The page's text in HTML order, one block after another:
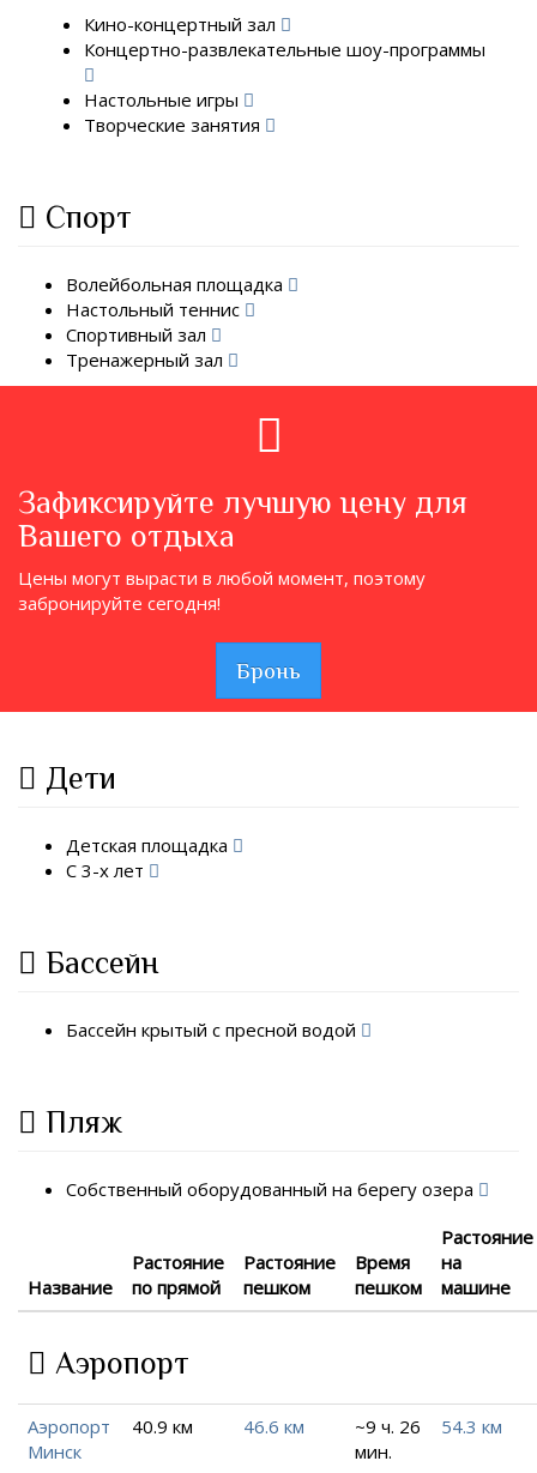
Кино-концертный зал
Концертно-развлекательные шоу-программы
Настольные игры
Творческие занятия
Спорт
Волейбольная площадка
Настольный теннис
Спортивный зал
Тренажерный зал
Зафиксируйте лучшую цену для
Вашего отдыха
Цены могут вырасти в любой момент, поэтому
забронируйте сегодня!
Бронь
Дети
Детская площадка
С 3-х лет
Бассейн
Бассейн крытый с пресной водой
Пляж
Собственный оборудованный на берегу озера
Название
Растояние
по прямой
Растояние
пешком
Время
пешком
Растояние
на
машине
Аэропорт
Аэропорт
Минск
40.9 км 46.6 км
~9 ч. 26
мин.
54.3 км